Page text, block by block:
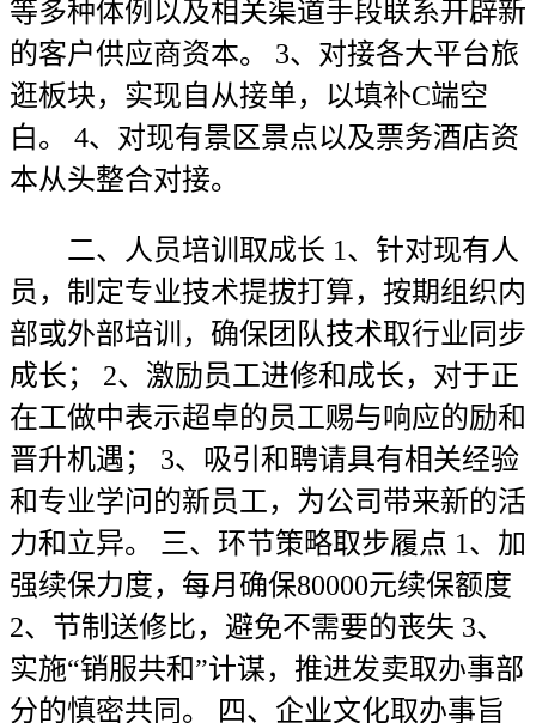
等多种体例以及相关渠道手段联系开辟新
的客户供应商资本。 3、对接各大平台旅
逛板块，实现自从接单，以填补C端空
白。 4、对现有景区景点以及票务酒店资
本从头整合对接。
二、人员培训取成长 1、针对现有人
员，制定专业技术提拔打算，按期组织内
部或外部培训，确保团队技术取行业同步
成长； 2、激励员工进修和成长，对于正
在工做中表示超卓的员工赐与响应的励和
晋升机遇； 3、吸引和聘请具有相关经验
和专业学问的新员工，为公司带来新的活
力和立异。 三、环节策略取步履点 1、加
强续保力度，每月确保80000元续保额度
2、节制送修比，避免不需要的丧失 3、
实施“销服共和”计谋，推进发卖取办事部
分的慎密共同。 四、企业文化取办事旨